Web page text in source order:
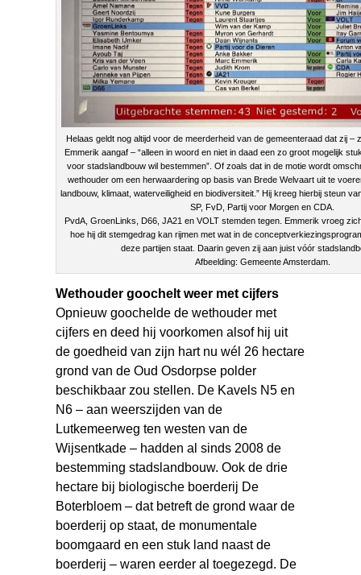
Helaas geldt nog altijd voor de meerderheid van de gemeenteraad dat zij –
Emmerik aangaf – “alleen in woord en niet in daad een zo groot mogelijk
voor stadslandbouw wil bestemmen”. Of zoals dat in de motie wordt
wethouder om een herwaardering op basis van Brede Welvaart uit te
landbouw, klimaat, waterveiligheid en biodiversiteit.” Hij kreeg hierbij steun
SP, FvD, Partij voor Morgen en CDA.
PvdA, GroenLinks, D66, JA21 en VOLT stemden tegen. Emmerik vroeg
hoe hij dit stemgedrag kan rijmen met wat in de
deze partijen staat. Daarin geven zij aan juist vóór
Afbeelding: Gemeente Amsterdam.
Wethouder goochelt weer met cijfers
Opnieuw goochelde de wethouder met
cijfers en deed hij voorkomen alsof hij uit
de goedheid van zijn hart nu wél 26 hectare
grond van de Oud Osdorpse polder
beschikbaar zou stellen. De Kavels N5 en
N6 – aan weerszijden van de
Lutkemeerweg ten westen van de
Wijsentkade – hadden al sinds 2008 de
bestemming stadslandbouw. Ook de drie
hectare bij biologische boerderij De
Boterbloem – dat betreft de grond waar de
boerderij op staat, de monumentale
boomgaard en een stuk land naast de
boerderij – waren eerder al toegezegd. De